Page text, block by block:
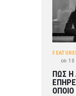
on 10
ΠΩΣ Η